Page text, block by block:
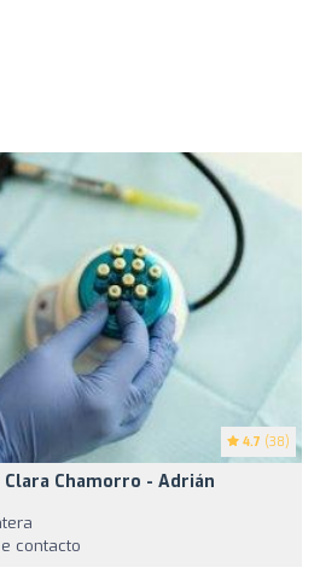
4.7 (38)
Chamorro - Adrián
contacto